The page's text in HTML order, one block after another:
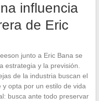
influencia
de Eric
junto a Eric Bana se
estrategia y la previsión.
de la industria buscan el
opta por un estilo de vida
busca ante todo preservar